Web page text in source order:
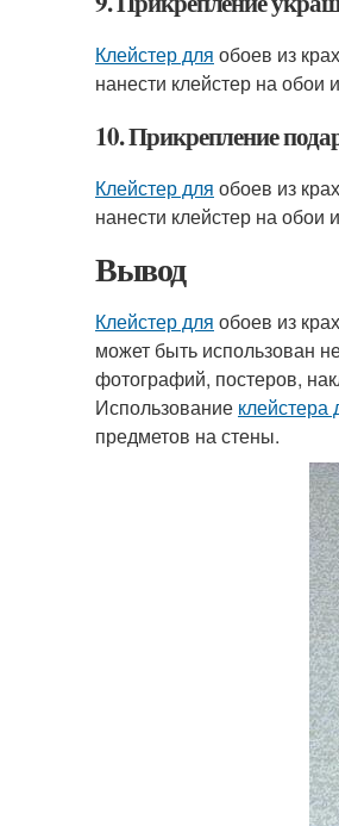
Клейстер для обоев из
нанести клейстер на обои
10. Прикрепление
Клейстер для обоев из
нанести клейстер на обои
Вывод
Клейстер для обоев из
может быть использован
фотографий, постеров,
Использование клейстера
предметов на стены.